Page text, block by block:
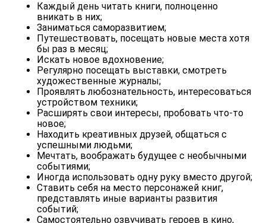
Каждый день читать книги, полноценно
вникать в них;
Заниматься саморазвитием;
Путешествовать, посещать новые места хотя
бы раз в месяц;
Искать новое вдохновение;
Регулярно посещать выставки, смотреть
художественные журналы;
Проявлять любознательность, интересоваться
устройством техники;
Расширять свои интересы, пробовать что-то
новое;
Находить креативных друзей, общаться с
успешными людьми;
Мечтать, воображать будущее с необычными
событиями;
Иногда использовать одну руку вместо другой;
Ставить себя на место персонажей книг,
представлять иные варианты развития
событий;
Самостоятельно озвучивать героев в кино,